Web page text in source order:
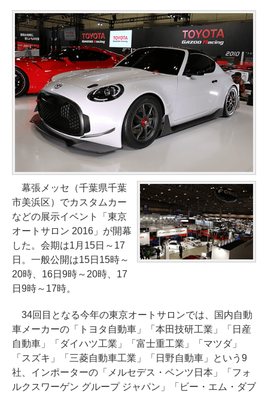
幕張メッセ（千葉県千葉
市美浜区）でカスタムカー
などの展示イベント「東京
オートサロン 2016」が開幕
した。会期は1月15日～17
日。一般公開は15日15時～
20時、16日9時～20時、17
日9時～17時。
34回目となる今年の東京オートサロンでは、国内自動
車メーカーの「トヨタ自動車」「本田技研工業」「日産
自動車」「ダイハツ工業」「富士重工業」「マツダ」
「スズキ」「三菱自動車工業」「日野自動車」という9
社、インポーターの「メルセデス・ベンツ日本」「フォ
ルクスワーゲン グループ ジャパン」「ビー・エム・ダブ